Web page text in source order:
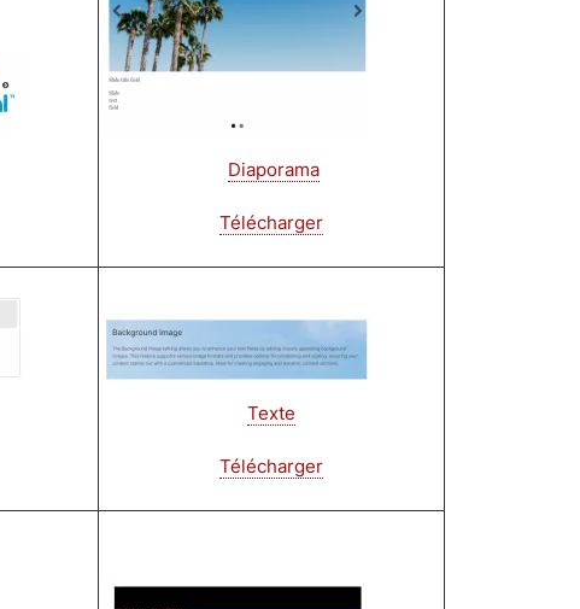
Diaporama
Télécharger
Image
Texte
Télécharger
Image